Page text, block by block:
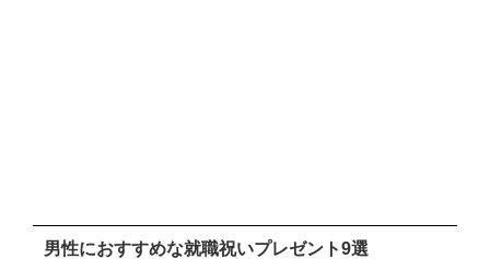
男性におすすめな就職祝いプレゼント9選